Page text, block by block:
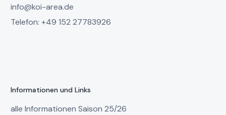
info@koi-area.de
Telefon: +49 152 27783926
Informationen und Links
alle Informationen Saison 25/26